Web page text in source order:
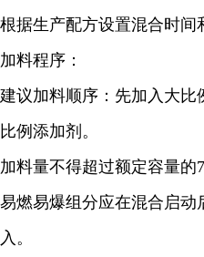
根据生产配方设置混合时间
加料程序：
建议加料顺序：先加入大
比例添加剂。
加料量不得超过额定容量的
易燃易爆组分应在混合启动
入。